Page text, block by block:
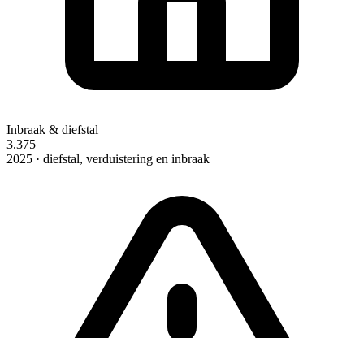
Inbraak & diefstal
3.375
2025 · diefstal, verduistering en inbraak